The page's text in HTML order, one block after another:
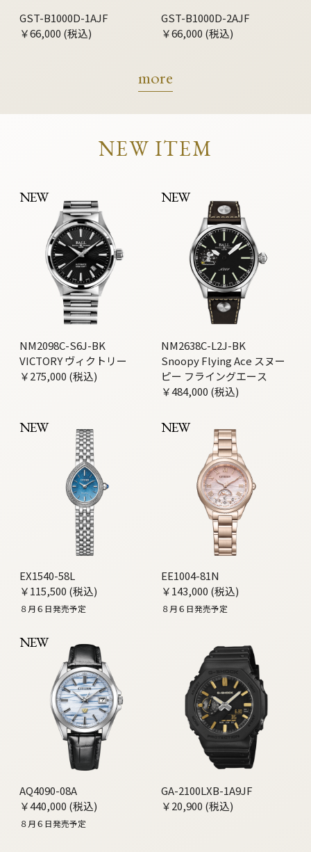
GST-B1000D-1AJF
￥66,000 (税込)
GST-B1000D-2AJF
￥66,000 (税込)
more
NEW ITEM
NEW
NM2098C-S6J-BK
VICTORY ヴィクトリー
￥275,000 (税込)
NEW
NM2638C-L2J-BK
Snoopy Flying Ace スヌー
ピー フライングエース
￥484,000 (税込)
NEW
EX1540-58L
￥115,500 (税込)
８月６日発売予定
NEW
EE1004-81N
￥143,000 (税込)
８月６日発売予定
NEW
AQ4090-08A
￥440,000 (税込)
８月６日発売予定
GA-2100LXB-1A9JF
￥20,900 (税込)